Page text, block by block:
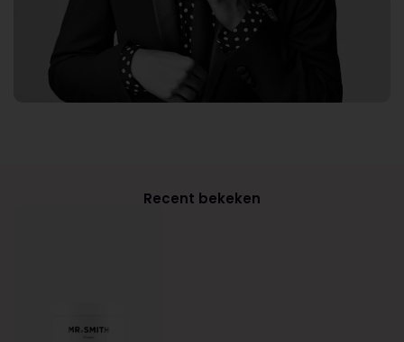
Recent bekeken